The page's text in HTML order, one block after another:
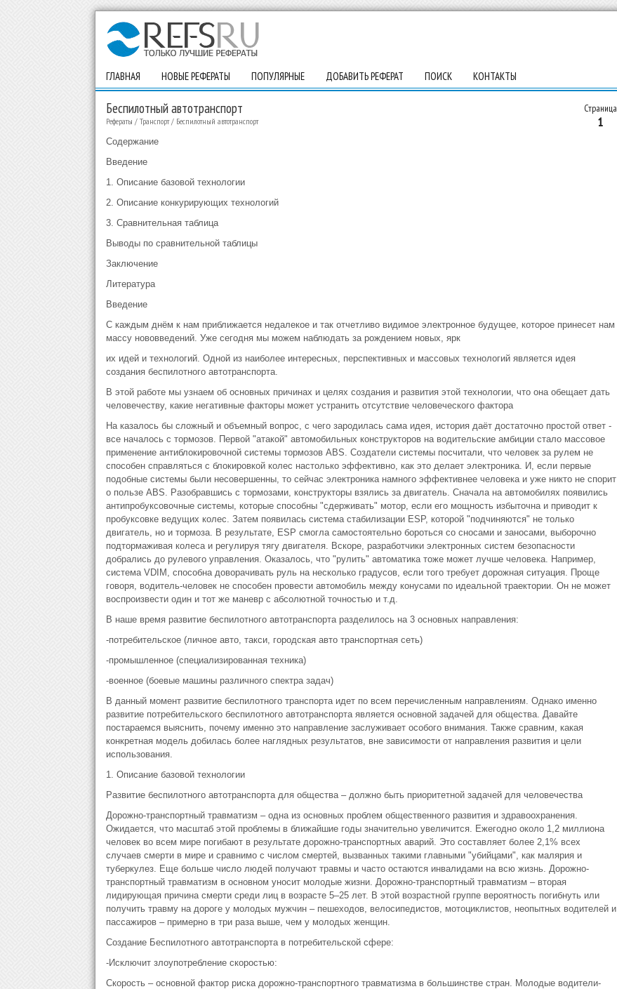
ГЛАВНАЯ НОВЫЕ РЕФЕРАТЫ ПОПУЛЯРНЫЕ ДОБАВИТЬ РЕФЕРАТ ПОИСК КОНТАКТЫ
Страница
1
Беспилотный автотранспорт
Рефераты / Транспорт/ Беспилотный автотранспорт
Содержание
Введение
1. Описание базовой технологии
2. Описание конкурирующих технологий
3. Сравнительная таблица
Выводы по сравнительной таблицы
Заключение
Литература
Введение
С каждым днём к нам приближается недалекое и так отчетливо видимое электронное будущее, которое принесет нам
массу нововведений. Уже сегодня мы можем наблюдать за рождением новых, ярк
их идей и технологий. Одной из наиболее интересных, перспективных и массовых технологий является идея
создания беспилотного автотранспорта.
В этой работе мы узнаем об основных причинах и целях создания и развития этой технологии, что она обещает дать
человечеству, какие негативные факторы может устранить отсутствие человеческого фактора
На казалось бы сложный и объемный вопрос, с чего зародилась сама идея, история даёт достаточно простой ответ -
все началось с тормозов. Первой "атакой" автомобильных конструкторов на водительские амбиции стало массовое
применение антиблокировочной системы тормозов ABS. Создатели системы посчитали, что человек за рулем не
способен справляться с блокировкой колес настолько эффективно, как это делает электроника. И, если первые
подобные системы были несовершенны, то сейчас электроника намного эффективнее человека и уже никто не спорит
о пользе ABS. Разобравшись с тормозами, конструкторы взялись за двигатель. Сначала на автомобилях появились
антипробуксовочные системы, которые способны "сдерживать" мотор, если его мощность избыточна и приводит к
пробуксовке ведущих колес. Затем появилась система стабилизации ESP, которой "подчиняются" не только
двигатель, но и тормоза. В результате, ESP смогла самостоятельно бороться со сносами и заносами, выборочно
подтормаживая колеса и регулируя тягу двигателя. Вскоре, разработчики электронных систем безопасности
добрались до рулевого управления. Оказалось, что "рулить" автоматика тоже может лучше человека. Например,
система VDIM, способна доворачивать руль на несколько градусов, если того требует дорожная ситуация. Проще
говоря, водитель-человек не способен провести автомобиль между конусами по идеальной траектории. Он не может
воспроизвести один и тот же маневр с абсолютной точностью и т.д.
В наше время развитие беспилотного автотранспорта разделилось на 3 основных направления:
-потребительское (личное авто, такси, городская авто транспортная сеть)
-промышленное (специализированная техника)
-военное (боевые машины различного спектра задач)
В данный момент развитие беспилотного транспорта идет по всем перечисленным направлениям. Однако именно
развитие потребительского беспилотного автотранспорта является основной задачей для общества. Давайте
постараемся выяснить, почему именно это направление заслуживает особого внимания. Также сравним, какая
конкретная модель добилась более наглядных результатов, вне зависимости от направления развития и цели
использования.
1. Описание базовой технологии
Развитие беспилотного автотранспорта для общества – должно быть приоритетной задачей для человечества
Дорожно-транспортный травматизм – одна из основных проблем общественного развития и здравоохранения.
Ожидается, что масштаб этой проблемы в ближайшие годы значительно увеличится. Ежегодно около 1,2 миллиона
человек во всем мире погибают в результате дорожно-транспортных аварий. Это составляет более 2,1% всех
случаев смерти в мире и сравнимо с числом смертей, вызванных такими главными "убийцами", как малярия и
туберкулез. Еще больше число людей получают травмы и часто остаются инвалидами на всю жизнь. Дорожно-
транспортный травматизм в основном уносит молодые жизни. Дорожно-транспортный травматизм – вторая
лидирующая причина смерти среди лиц в возрасте 5–25 лет. В этой возрастной группе вероятность погибнуть или
получить травму на дороге у молодых мужчин – пешеходов, велосипедистов, мотоциклистов, неопытных водителей и
пассажиров – примерно в три раза выше, чем у молодых женщин.
Создание Беспилотного автотранспорта в потребительской сфере:
-Исключит злоупотребление скоростью:
Скорость – основной фактор риска дорожно-транспортного травматизма в большинстве стран. Молодые водители-